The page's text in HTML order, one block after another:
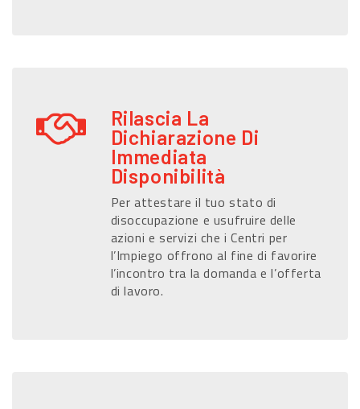
Rilascia La
Dichiarazione Di
Immediata
Disponibilità
Per attestare il tuo stato di
disoccupazione e usufruire delle
azioni e servizi che i Centri per
l’Impiego offrono al fine di favorire
l’incontro tra la domanda e l’offerta
di lavoro.